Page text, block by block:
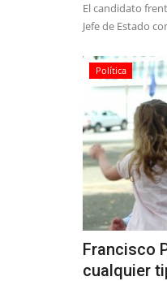
El candidato
Jefe de Estado
Política
Francisco
cualquier